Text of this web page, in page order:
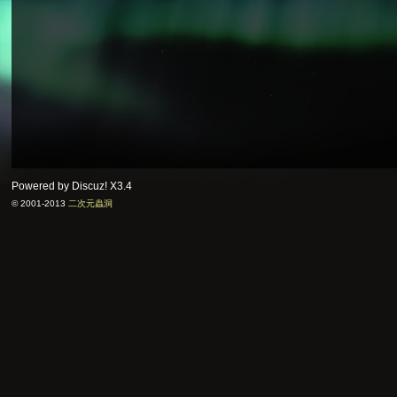
Powered by Discuz!X3.4
© 2001-2013 二次元蟲洞